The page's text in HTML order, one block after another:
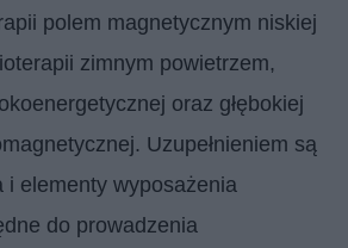
polem magnetycznym niskiej
zimnym powietrzem,
oraz głębokiej
Uzupełnieniem są
i elementy wyposażenia
do prowadzenia